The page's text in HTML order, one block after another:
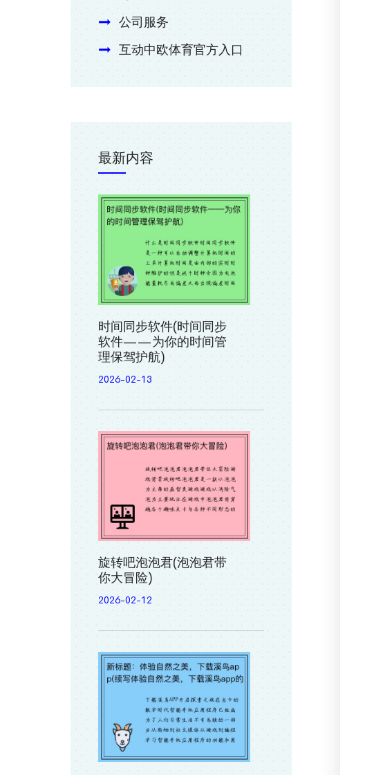
公司服务
互动中欧体育官方入口
最新内容
时间同步软件(时间同步
软件——为你的时间管
理保驾护航)
2026-02-13
旋转吧泡泡君(泡泡君带
你大冒险)
2026-02-12